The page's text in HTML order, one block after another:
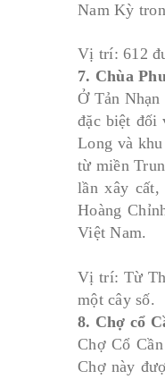
Nam Kỳ
Vị trí: 612
7. Chùa
Ở Tản
đặc biệt đối
Long và
từ miền
lần xây
Hoàng
Việt Nam.
Vị trí: Từ
một cây số.
8. Chợ cổ
Chợ Cổ
Chợ này